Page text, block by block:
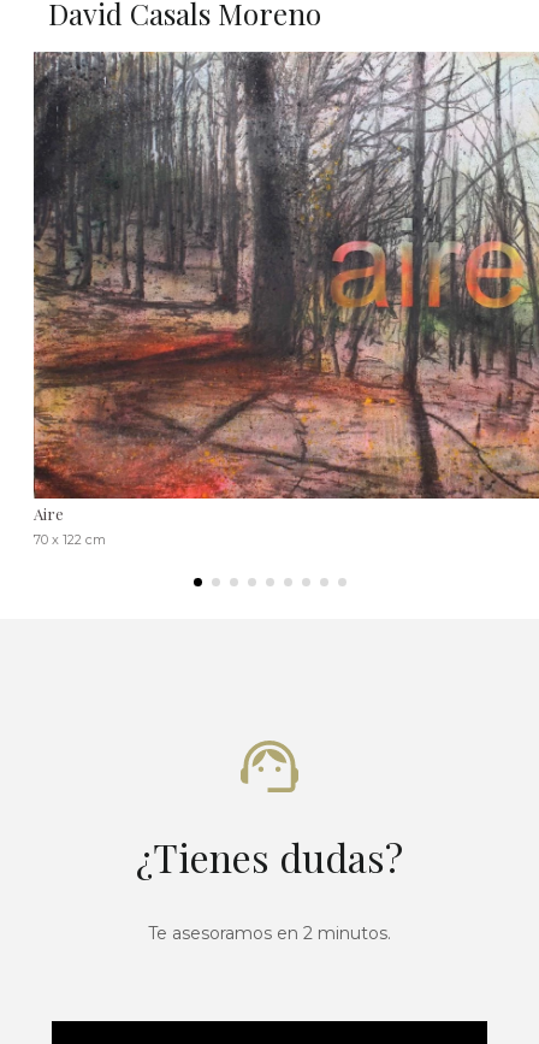
David Casals Moreno
Aire
70 x 122 cm
¿Tienes dudas?
Te asesoramos en 2 minutos.